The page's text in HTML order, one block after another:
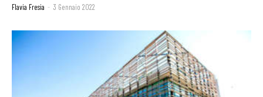
Flavia Fresia - 3 Gennaio 2022